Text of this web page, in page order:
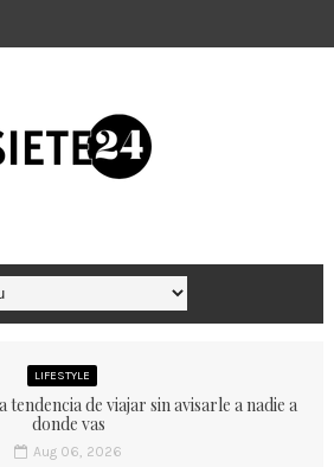
LIFESTYLE
tendencia de viajar sin avisarle a nadie a
donde vas
Aug 06, 2026